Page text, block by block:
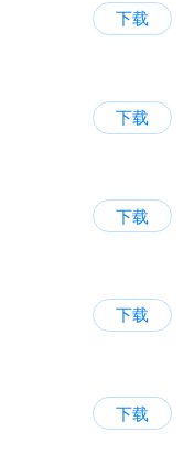
下载
下载
下载
下载
下载